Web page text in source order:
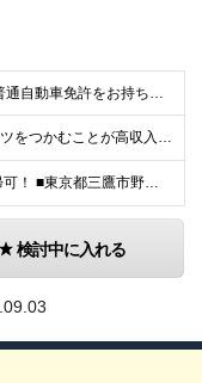
■未経験OK■学歴不問■普通自動車免許をお持ちの方(AT限定可) ★20～30代が中心の、比較的若い組織です！ コツやノウハウを共有したり、フォローし合ったりと協力しながら皆で結果を出しています！
＼最高月収110万円！コツをつかむことが高収入に直結！／ 報酬／1日あたり1万8000円～5万円 ◎試用期間はありません ◎日払い、週払い可(アプリから簡単に申請できます！) ◎スキルにより、単価
下記勤務地への直行直帰可！ ■東京都三鷹市野崎3丁目 ■東京都三鷹市下連雀3丁目 ★配達エリアは三鷹市、武蔵野市です (変更の範囲)上記を除く当社関連勤務地 ≪三鷹市・武蔵野市の魅力ポイント≫
検討中に入れる